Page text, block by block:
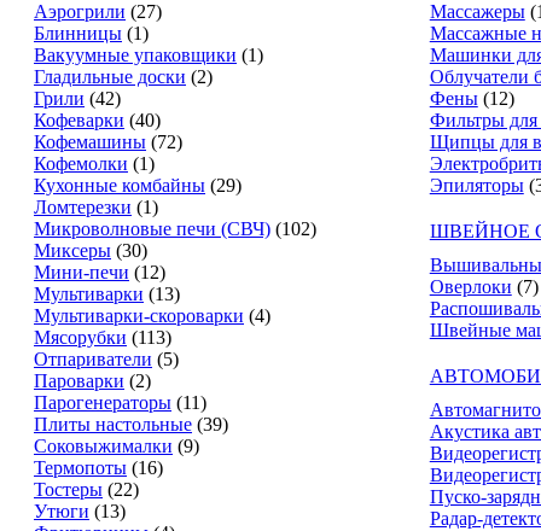
Аэрогрили (27)
Блинницы (1)
Вакуумные упаковщики (1)
Гладильные доски (2)
Грили (42)
Кофеварки (40)
Кофемашины (72)
Кофемолки (1)
Кухонные комбайны (29)
Ломтерезки (1)
Микроволновые печи (СВЧ) (102)
Миксеры (30)
Мини-печи (12)
Мультиварки (13)
Мультиварки-скороварки (4)
Мясорубки (113)
Отпариватели (5)
Пароварки (2)
Парогенераторы (11)
Плиты настольные (39)
Соковыжималки (9)
Термопоты (16)
Тостеры (22)
Утюги (13)
Массажеры
Массажные
Машинки
Облучатели
Фены (12)
Фильтры
Щипцы для
Эпиляторы
ШВЕЙНОЕ
Оверлоки (7)
Швейные
Акустика
Пуско-
Радар-